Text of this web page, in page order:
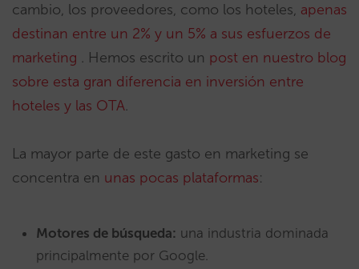
cambio, los proveedores, como los hoteles, apenas
destinan entre un 2% y un 5% a sus esfuerzos de
marketing . Hemos escrito un post en nuestro blog
sobre esta gran diferencia en inversión entre
hoteles y las OTA.
La mayor parte de este gasto en marketing se
concentra en unas pocas plataformas:
Motores de búsqueda: una industria dominada
principalmente por Google.